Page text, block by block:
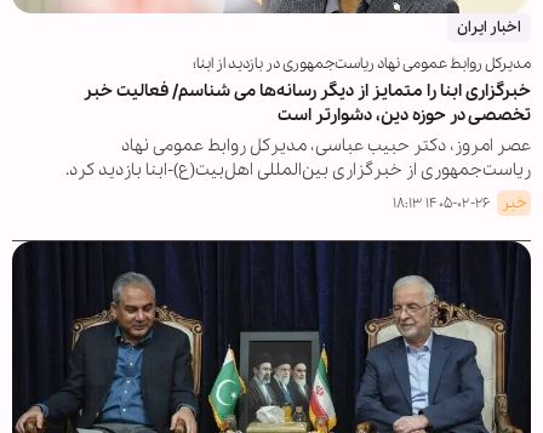
اخبار ایران
مدیرکل روابط عمومی نهاد ریاست‌جمهوری در بازدید از ابنا؛
خبرگزاری ابنا را متمایز از دیگر رسانه‌ها می شناسم/ فعالیت خبر
تخصصی در حوزه دین، دشوارتر است
عصر امروز، دکتر حبیب عباسی، مدیرکل روابط عمومی نهاد
ریاست‌جمهوری از خبرگزاری بین‌المللی اهل‌بیت(ع)-ابنا بازدید کرد.
خبر ۱۴۰۵-۰۲-۲۶ ۱۸:۱۳